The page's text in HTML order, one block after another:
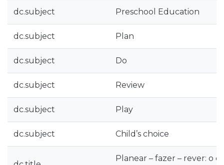
dc.subject Preschool Education
dc.subject Plan
dc.subject Do
dc.subject Review
dc.subject Play
dc.subject Child’s choice
Planear – fazer – rever: o